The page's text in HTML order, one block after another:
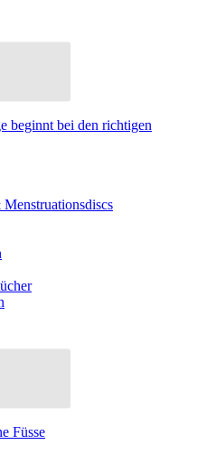
beginnt bei den richtigen
Füsse